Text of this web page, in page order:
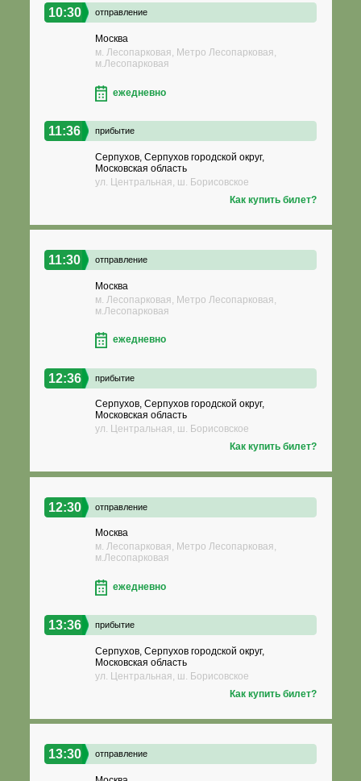
10:30 отправление
Москва
м. Лесопарковая, Метро Лесопарковая,
м.Лесопарковая
ежедневно
11:36 прибытие
Серпухов, Серпухов городской округ,
Московская область
ул. Центральная, ш. Борисовское
Как купить билет?
11:30 отправление
Москва
м. Лесопарковая, Метро Лесопарковая,
м.Лесопарковая
ежедневно
12:36 прибытие
Серпухов, Серпухов городской округ,
Московская область
ул. Центральная, ш. Борисовское
Как купить билет?
12:30 отправление
Москва
м. Лесопарковая, Метро Лесопарковая,
м.Лесопарковая
ежедневно
13:36 прибытие
Серпухов, Серпухов городской округ,
Московская область
ул. Центральная, ш. Борисовское
Как купить билет?
13:30 отправление